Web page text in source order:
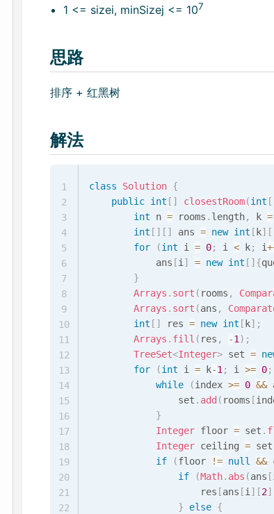
1 <= sizei, minSizej <= 107
思路
排序 + 红黑树
解法
class Solution {
public int [ ] closestRoom(int [
int n = rooms . length, k =
int [ ] [ ] ans = new int [ k] [
for
(int i = 0; i < k; i
            ans
[i ] = new int [ ] {
}
Arrays . sort ( rooms ,
Arrays . sort (ans ,
int [ ] res = new int [ k] ;
Arrays . fill ( res , -1 ) ;
TreeSet<Integer> set =
for
(int i = k-1 ; i >= 0;
while
(index >= 0 &&
                set
. add ( rooms [
}
Integer floor = set .
Integer ceiling = set
if
(floor != null &&
if
(Math. abs (ans [
                    res
[ans [i ] [2]
}
else {
1
2
3
4
5
6
7
8
9
10
11
12
13
14
15
16
17
18
19
20
21
22